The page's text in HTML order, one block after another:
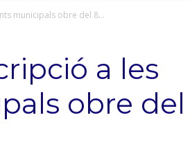
municipals obre del 8...
a les
obre del